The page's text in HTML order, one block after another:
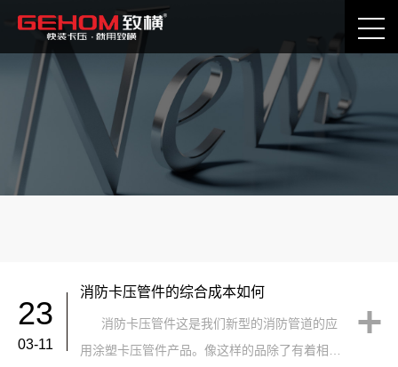
23
03-11
消防卡压管件的综合成本如何
消防卡压管件这是我们新型的消防管道的应
用涂塑卡压管件产品。像这样的品除了有着相对